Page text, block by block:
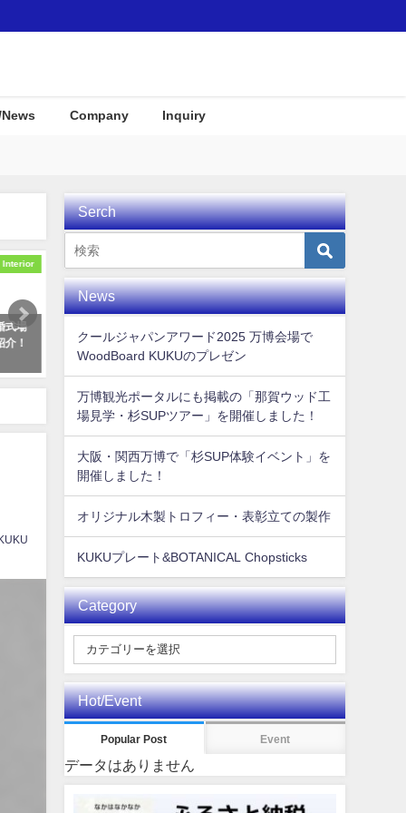
Company Inquiry
のリゾートホテル
瀬長島」のご紹
交流の場を頂き感謝です!
Serch
News
クールジャパンアワード2025 万博会場で
WoodBoard KUKUのプレゼン
万博観光ポータルにも掲載の「那賀ウッド工
場見学・杉SUPツアー」を開催しました！
大阪・関西万博で「杉SUP体験イベント」を
開催しました！
オリジナル木製トロフィー・表彰立ての製作
KUKUプレート&BOTANICAL Chopsticks
Category
Hot/Event
Popular Post Event
データはありません